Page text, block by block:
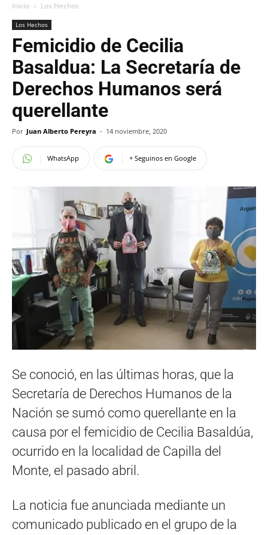
Inicio Los Hechos
Los Hechos
Femicidio de Cecilia
Basaldua: La Secretaría de
Derechos Humanos será
querellante
Por Juan Alberto Pereyra - 14 noviembre, 2020
WhatsApp + Seguinos en Google
Se conoció, en las últimas horas, que la
Secretaría de Derechos Humanos de la
Nación se sumó como querellante en la
causa por el femicidio de Cecilia Basaldúa,
ocurrido en la localidad de Capilla del
Monte, el pasado abril.
La noticia fue anunciada mediante un
comunicado publicado en el grupo de la